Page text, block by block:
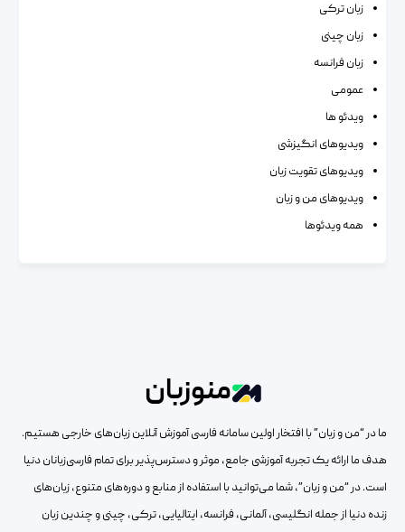
زبان ترکی
زبان چینی
زبان فرانسه
عمومی
ویدئو ها
ویدیوهای انگیزشی
ویدیوهای تقویت زبان
ویدیوهای من و زبان
همه ویدئوها
منوزبان
ما در “من و زبان” با افتخار اولین سامانه فارسی آموزش آنلاین زبان‌های خارجی هستیم.
هدف ما ارائه یک تجربه آموزشی جامع، موثر و دسترس‌پذیر برای تمام فارسی‌زبانان دنیا
است. در “من و زبان”، شما می‌توانید با استفاده از منابع و دوره‌های متنوع، زبان‌های
زنده دنیا از جمله انگلیسی، آلمانی، فرانسه، ایتالیایی، ترکی، چینی و چندین زبان